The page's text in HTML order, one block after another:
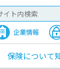
保険について